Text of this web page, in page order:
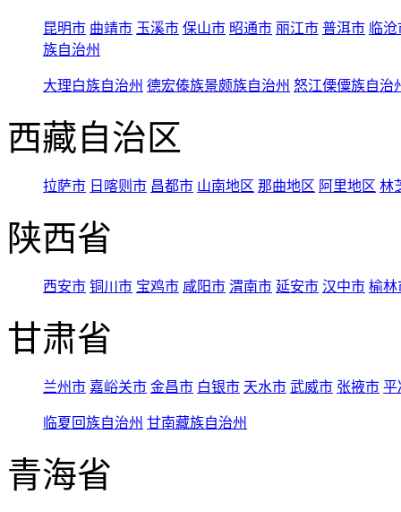
昆明市 曲靖市 玉溪市 保山市 昭通市 丽江市 普洱市 临
族自治州
大理白族自治州 德宏傣族景颇族自治州 怒江傈僳族自治
西藏自治区
拉萨市 日喀则市 昌都市 山南地区 那曲地区 阿里地区 林
陕西省
西安市 铜川市 宝鸡市 咸阳市 渭南市 延安市 汉中市 榆林
甘肃省
兰州市 嘉峪关市 金昌市 白银市 天水市 武威市 张掖市 平
临夏回族自治州 甘南藏族自治州
青海省